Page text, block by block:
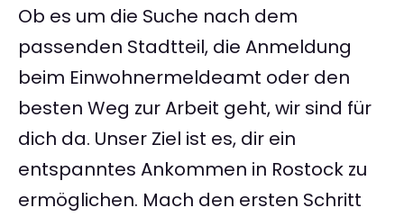
Ob es um die Suche nach dem
passenden Stadtteil, die Anmeldung
beim Einwohnermeldeamt oder den
besten Weg zur Arbeit geht, wir sind für
dich da. Unser Ziel ist es, dir ein
entspanntes Ankommen in Rostock zu
ermöglichen. Mach den ersten Schritt